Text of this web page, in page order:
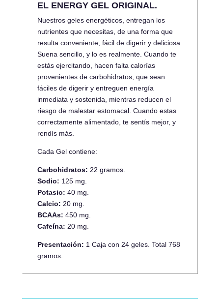
EL ENERGY GEL ORIGINAL.
Nuestros geles energéticos, entregan los
nutrientes que necesitas, de una forma que
resulta conveniente, fácil de digerir y deliciosa.
Suena sencillo, y lo es realmente. Cuando te
estás ejercitando, hacen falta calorías
provenientes de carbohidratos, que sean
fáciles de digerir y entreguen energía
inmediata y sostenida, mientras reducen el
riesgo de malestar estomacal. Cuando estas
correctamente alimentado, te sentís mejor, y
rendís más.
Cada Gel contiene:
Carbohidratos: 22 gramos.
Sodio: 125 mg.
Potasio: 40 mg.
Calcio: 20 mg.
BCAAs: 450 mg.
Cafeína: 20 mg.
Presentación: 1 Caja con 24 geles. Total 768
gramos.